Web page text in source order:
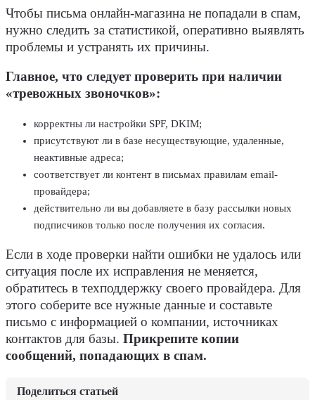
Чтобы письма онлайн-магазина не попадали в спам,
нужно следить за статистикой, оперативно выявлять
проблемы и устранять их причины.
Главное, что следует проверить при наличии
«тревожных звоночков»:
корректны ли настройки SPF, DKIM;
присутствуют ли в базе несуществующие, удаленные,
неактивные адреса;
соответствует ли контент в письмах правилам email-
провайдера;
действительно ли вы добавляете в базу рассылки новых
подписчиков только после получения их согласия.
Если в ходе проверки найти ошибки не удалось или
ситуация после их исправления не меняется,
обратитесь в техподдержку своего провайдера. Для
этого соберите все нужные данные и составьте
письмо с информацией о компании, источниках
контактов для базы. Прикрепите копии
сообщений, попадающих в спам.
Поделиться статьей